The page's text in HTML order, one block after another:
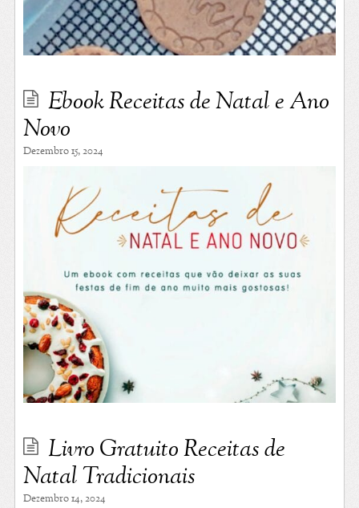
Ebook Receitas de Natal e Ano
Novo
Dezembro 15, 2024
Livro Gratuito Receitas de
Natal Tradicionais
Dezembro 14, 2024